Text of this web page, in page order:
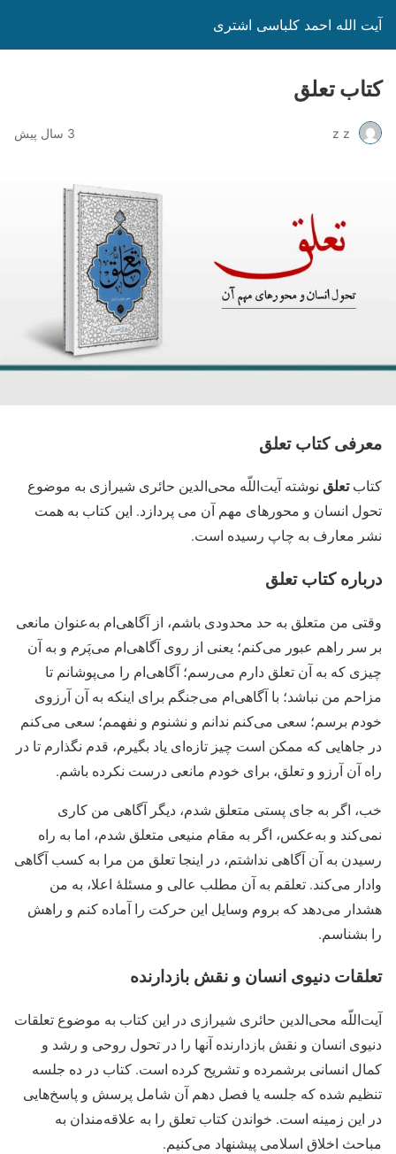
آیت الله احمد کلباسی اشتری
کتاب تعلق
z z 3 سال پیش
معرفی کتاب تعلق
کتابتعلق نوشته آیت‌اللّه محی‌الدین حائری شیرازی به موضوع
تحول انسان و محورهای مهم آن می پردازد. این کتاب به همت
نشر معارف به چاپ رسیده است.
درباره کتاب تعلق
وقتی من متعلق به حد محدودی باشم، از آگاهی‌ام به‌عنوان مانعی
بر سر راهم عبور می‌کنم؛ یعنی از روی آگاهی‌ام می‌پَرم و به آن
چیزی که به آن تعلق دارم می‌رسم؛ آگاهی‌ام را می‌پوشانم تا
مزاحم من نباشد؛ با آگاهی‌ام می‌جنگم برای اینکه به آن آرزوی
خودم برسم؛ سعی می‌کنم ندانم و نشنوم و نفهمم؛ سعی می‌کنم
در جاهایی که ممکن است چیز تازه‌ای یاد بگیرم، قدم نگذارم تا در
راه آن آرزو و تعلق، برای خودم مانعی درست نکرده باشم.
خب، اگر به جای پستی متعلق شدم، دیگر آگاهی من کاری
نمی‌کند و به‌عکس، اگر به مقام منیعی متعلق شدم، اما به راه
رسیدن به آن آگاهی نداشتم، در اینجا تعلق من مرا به کسب آگاهی
وادار می‌کند. تعلقم به آن مطلب عالی و مسئلهٔ اعلا، به من
هشدار می‌دهد که بروم وسایل این حرکت را آماده کنم و راهش
را بشناسم.
تعلقات دنیوی انسان و نقش بازدارنده
آیت‌اللّه محی‌الدین حائری شیرازی در این کتاب به موضوع تعلقات
دنیوی انسان و نقش بازدارنده آنها را در تحول روحی و رشد و
کمال انسانی برشمرده و تشریح کرده است. کتاب در ده جلسه
تنظیم شده که جلسه یا فصل دهم آن شامل پرسش و پاسخ‌هایی
در این زمینه است. خواندن کتاب تعلق را به علاقه‌مندان به
مباحث اخلاق اسلامی پیشنهاد می‌کنیم.